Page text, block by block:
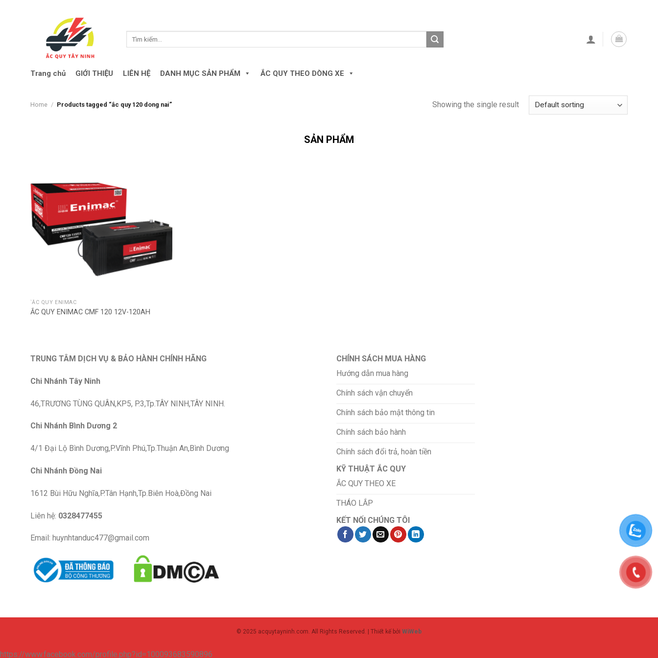
Trang chủ GIỚI THIỆU LIÊN HỆ DANH MỤC SẢN PHẨM ẮC QUY THEO DÒNG XE
Home / Products tagged “ắc quy 120 dong nai” Showing the single result
SẢN PHẨM
`ẮC QUY ENIMAC
ẮC QUY ENIMAC CMF 120 12V-120AH
TRUNG TÂM DỊCH VỤ & BẢO HÀNH CHÍNH HÃNG
Chi Nhánh Tây Ninh
46,TRƯƠNG TÙNG QUÂN,KP5, P.3,Tp.TÂY NINH,TÂY NINH.
Chi Nhánh Bình Dương 2
4/1 Đại Lộ Bình Dương,P.Vĩnh Phú,Tp.Thuận An,Bình Dương
Chi Nhánh Đồng Nai
1612 Bùi Hữu Nghĩa,P.Tân Hạnh,Tp.Biên Hoà,Đồng Nai
Liên hệ: 0328477455
Email: huynhtanduc477@gmail.com
CHÍNH SÁCH MUA HÀNG
Hướng dẫn mua hàng
Chính sách vận chuyển
Chính sách bảo mật thông tin
Chính sách bảo hành
Chính sách đổi trả, hoàn tiền
KỸ THUẬT ẮC QUY
ẮC QUY THEO XE
THÁO LẮP
KẾT NỐI CHÚNG TÔI
© 2025 acquytayninh.com. All Rights Reserved. | Thiết kế bởi WiWeb
https://www.facebook.com/profile.php?id=100093683590896